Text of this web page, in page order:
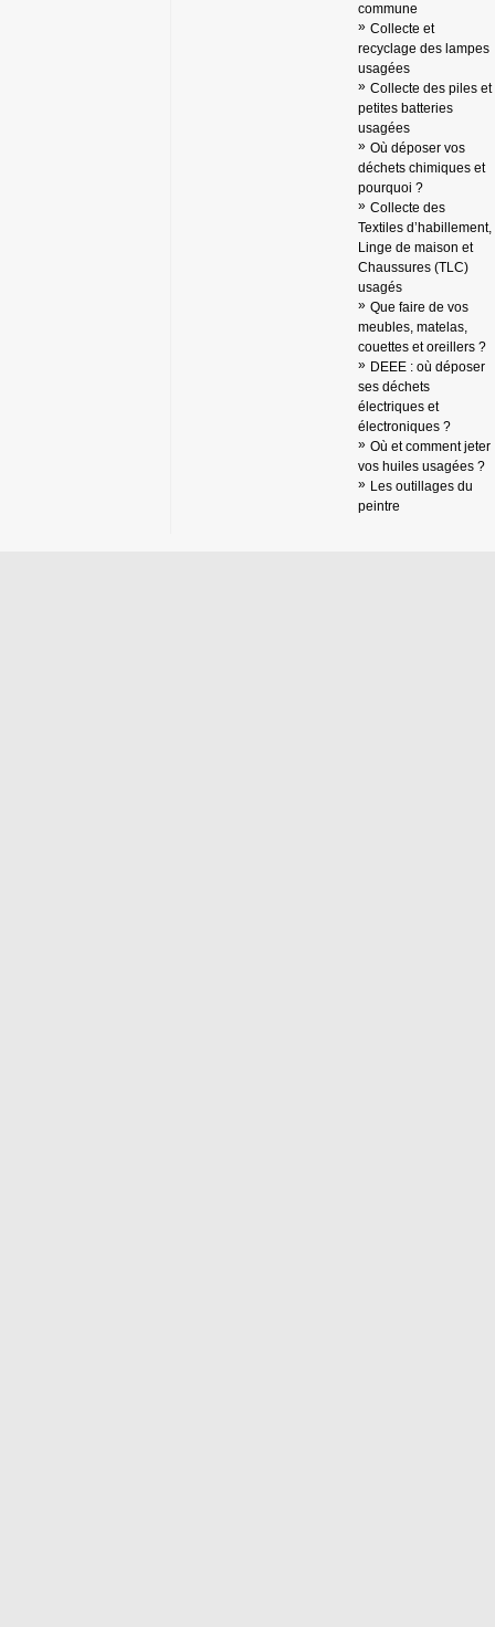
commune
Collecte et
recyclage des lampes
usagées
Collecte des piles et
petites batteries
usagées
Où déposer vos
déchets chimiques et
pourquoi ?
Collecte des
Textiles d’habillement,
Linge de maison et
Chaussures (TLC)
usagés
Que faire de vos
meubles, matelas,
couettes et oreillers ?
DEEE : où déposer
ses déchets
électriques et
électroniques ?
Où et comment jeter
vos huiles usagées ?
Les outillages du
peintre